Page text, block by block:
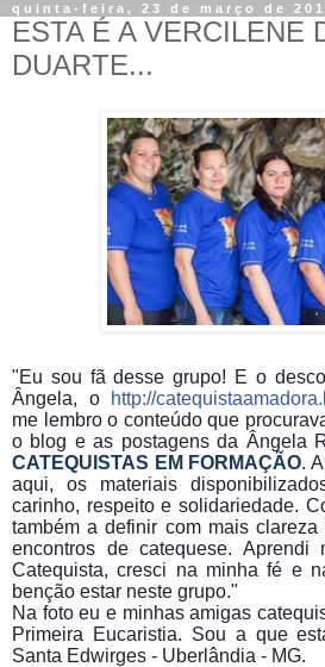
quinta-feira, 23 de março de
ESTA É A VERCILENE
DUARTE...
"Eu sou fã desse grupo! E o
Ângela, o
http://
me lembro o conteúdo que
o blog e as postagens da Ângela
CATEQUISTAS EM FORMAÇÃO.
aqui, os materiais
carinho, respeito e solidariedade.
também a definir com mais
encontros de catequese. Aprendi
Catequista, cresci na minha fé e
benção estar neste grupo."
Na foto eu e minhas amigas
Primeira Eucaristia. Sou a que
Santa Edwirges - Uberlândia - MG.